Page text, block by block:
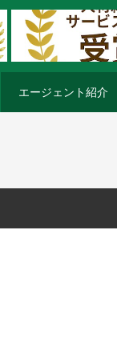
エージェント紹介